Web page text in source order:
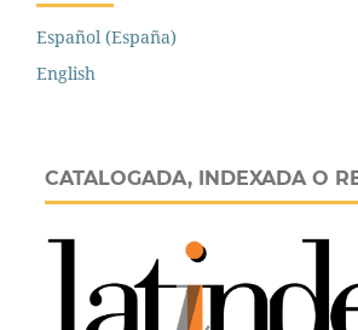
Español (España)
English
CATALOGADA, INDEXADA O